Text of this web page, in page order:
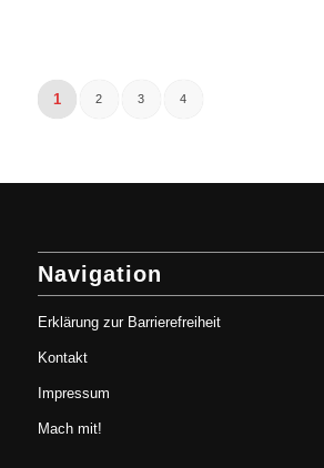
1 2 3 4
Navigation
Erklärung zur Barrierefreiheit
Kontakt
Impressum
Mach mit!